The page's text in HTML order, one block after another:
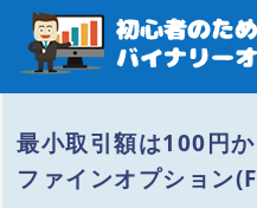
最小取引額は100円
ファインオプショ